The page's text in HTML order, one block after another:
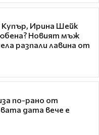
Купър, Ирина Шейк
Новият мъж
разпали лавина от
по-рано от
дата вече е